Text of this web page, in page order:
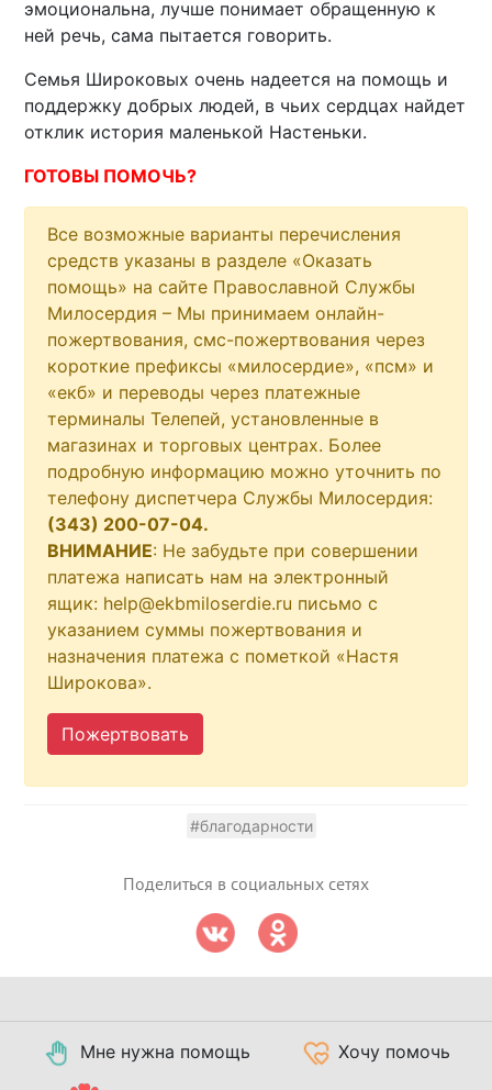
эмоциональна, лучше понимает обращенную к
ней речь, сама пытается говорить.
Семья Широковых очень надеется на помощь и
поддержку добрых людей, в чьих сердцах найдет
отклик история маленькой Настеньки.
ГОТОВЫ ПОМОЧЬ?
Все возможные варианты перечисления
средств указаны в разделе «Оказать
помощь» на сайте Православной Службы
Милосердия – Мы принимаем онлайн-
пожертвования, смс-пожертвования через
короткие префиксы «милосердие», «псм» и
«екб» и переводы через платежные
терминалы Телепей, установленные в
магазинах и торговых центрах. Более
подробную информацию можно уточнить по
телефону диспетчера Службы Милосердия:
(343) 200-07-04.
ВНИМАНИЕ: Не забудьте при совершении
платежа написать нам на электронный
ящик: help@ekbmiloserdie.ru письмо с
указанием суммы пожертвования и
назначения платежа с пометкой «Настя
Широкова».
Пожертвовать
#благодарности
Поделиться в социальных сетях
Мне нужна помощь Хочу помочь